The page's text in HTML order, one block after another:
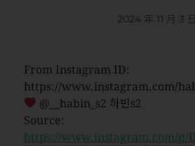
2024 年 11 月 3 日
From Instagram ID:
https://www.instagram.com/
@__habin_s2 하빈s2
Source:
https://www.instagram.com/p/